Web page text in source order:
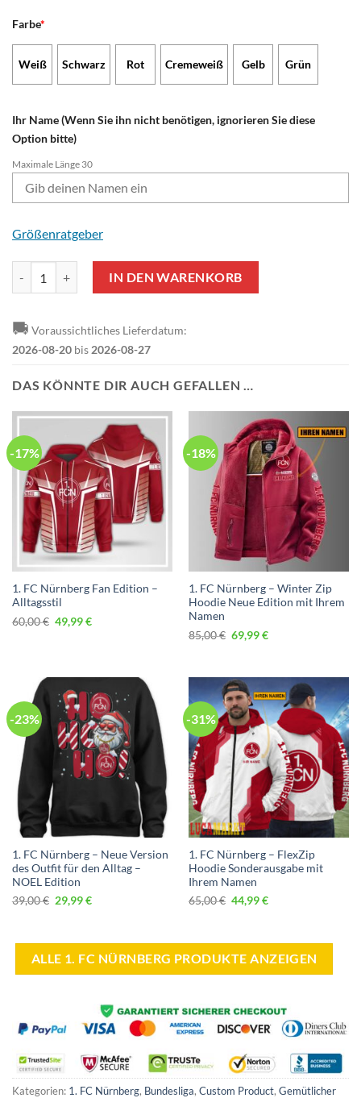
Farbe*
Weiß Schwarz Rot Cremeweiß Gelb Grün
Ihr Name (Wenn Sie ihn nicht benötigen, ignorieren Sie diese
Option bitte)
Maximale Länge 30
Größenratgeber
IN DEN WARENKORB
🚚 Voraussichtliches Lieferdatum:
2026-08-20 bis 2026-08-27
DAS KÖNNTE DIR AUCH GEFALLEN …
-17%
1. FC Nürnberg Fan Edition –
Alltagsstil
60,00€ Ursprünglicher
Preis
49,99€Aktueller
-18%
1. FC Nürnberg – Winter Zip
Hoodie Neue Edition mit Ihrem
Namen
85,00€ Ursprünglicher
Preis
69,99€Aktueller
-23%
1. FC Nürnberg – Neue Version
des Outfit für den Alltag –
NOEL Edition
39,00€ Ursprünglicher
Preis
29,99€Aktueller
-31%
1. FC Nürnberg – FlexZip
Hoodie Sonderausgabe mit
Ihrem Namen
65,00€ Ursprünglicher
Preis
44,99€Aktueller
ALLE 1. FC NÜRNBERG PRODUKTE ANZEIGEN
Kategorien: 1. FC Nürnberg, Bundesliga, Custom Product, Gemütlicher